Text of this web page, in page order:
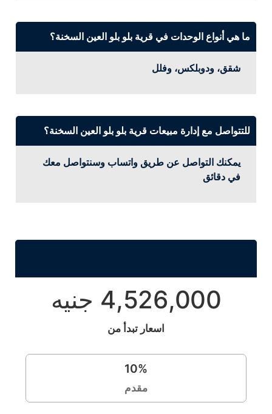
ما هي أنواع الوحدات في قرية بلو بلو العين السخنة؟
شقق، ودوبلكس، وفلل
للتتواصل مع إدارة مبيعات قرية بلو بلو العين السخنة؟
يمكنك التواصل عن طريق واتساب وسنتواصل معك
في دقائق
4,526,000 جنيه
اسعار تبدأ من
10%
مقدم